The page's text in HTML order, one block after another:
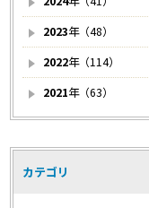
2023年（48）
2022年（114）
2021年（63）
カテゴリ